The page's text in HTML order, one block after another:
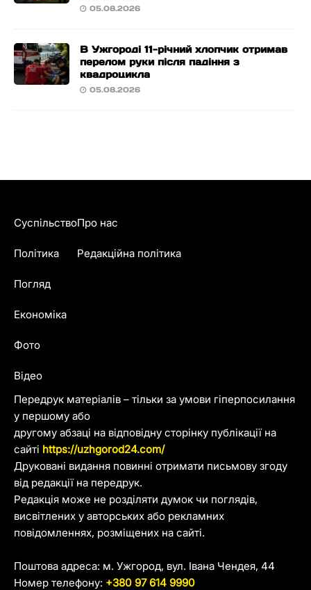
05.08.2026
В Ужгороді 11-річний хлопчик отримав
перелом руки після падіння з
квадроцикла
05.08.2026
Передрук матеріалів – тільки за умови гіперпосилання
у першому або
другому абзаці на відповідну сторінку публікації на
сайті https://uzhgorod24.com/
Друковані видання повинні отримати письмову згоду
від редакції на передрук.
Редакція може не розділяти думок чи поглядів,
висвітлених у авторських або рекламних
повідомленнях, розміщених на сайті.
Поштова адреса: м. Ужгород, вул. Івана Чендея, 44
Номер телефону: +380 97 614 9990
Суспільство
Політика
Погляд
Економіка
Фото
Відео
Про нас
Редакційна політика